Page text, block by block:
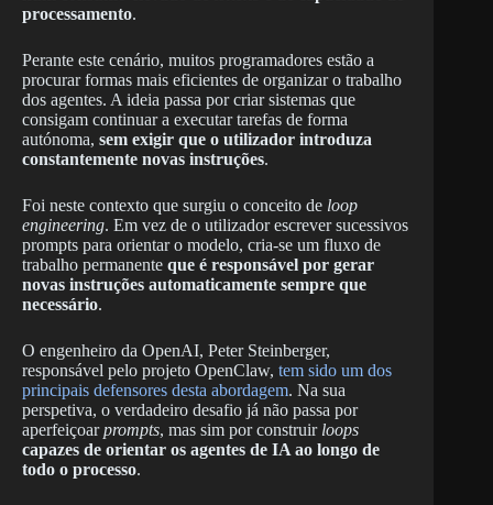
processamento.
Perante este cenário, muitos programadores estão a
procurar formas mais eficientes de organizar o trabalho
dos agentes. A ideia passa por criar sistemas que
consigam continuar a executar tarefas de forma
autónoma, sem exigir que o utilizador introduza
constantemente novas instruções.
Foi neste contexto que surgiu o conceito de loop
engineering. Em vez de o utilizador escrever sucessivos
prompts para orientar o modelo, cria-se um fluxo de
trabalho permanente que é responsável por gerar
novas instruções automaticamente sempre que
necessário.
O engenheiro da OpenAI, Peter Steinberger,
responsável pelo projeto OpenClaw, tem sido um dos
principais defensores desta abordagem. Na sua
perspetiva, o verdadeiro desafio já não passa por
aperfeiçoarprompts, mas sim por construir loops
capazes de orientar os agentes de IA ao longo de
todo o processo.